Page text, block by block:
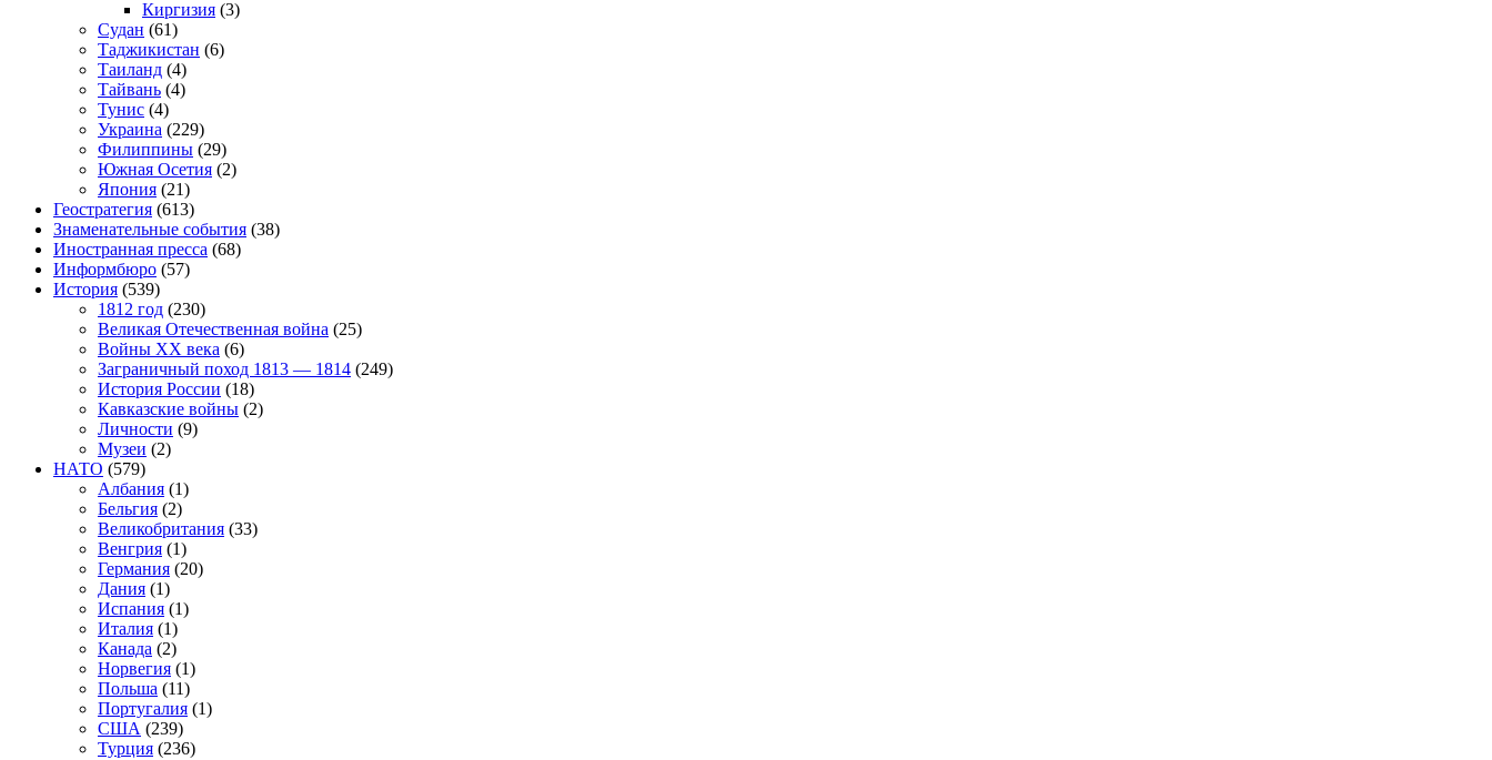
Киргизия (3)
Судан (61)
Таджикистан (6)
Таиланд (4)
Тайвань (4)
Тунис (4)
Украина (229)
Филиппины (29)
Южная Осетия (2)
Япония (21)
Геостратегия (613)
Знаменательные события (38)
Иностранная пресса (68)
Информбюро (57)
История (539)
1812 год (230)
Великая Отечественная война (25)
Войны XX века (6)
Заграничный поход 1813 — 1814 (249)
История России (18)
Кавказские войны (2)
Личности (9)
Музеи (2)
НАТО (579)
Албания (1)
Бельгия (2)
Великобритания (33)
Венгрия (1)
Германия (20)
Дания (1)
Испания (1)
Италия (1)
Канада (2)
Норвегия (1)
Польша (11)
Португалия (1)
США (239)
Турция (236)